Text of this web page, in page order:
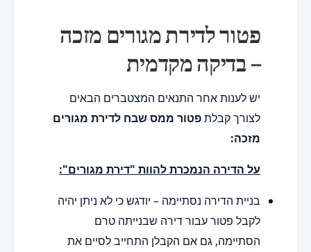
פטור לדירת מגורים מזכה
– בדיקה מקדמית
יש לענות אחר התנאים המצטברים הבאים
לצורך קבלתפטור ממס שבח לדירת מגורים
מזכה:
על הדירה הנמכרת להוות "דירת מגורים":
בניית הדירה נסתיימה – יודגש כי לא ניתן יהיה
לקבל פטור עבור דירה שבנייתה טרם
הסתיימה, גם אם הקבלן התחייב לסיים את